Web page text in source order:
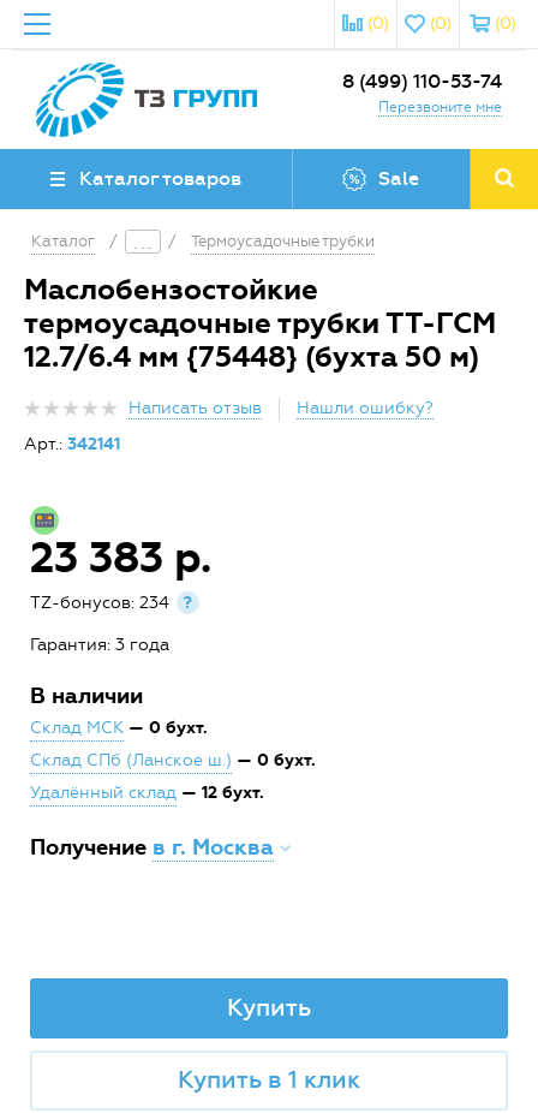
(0)
(0)
(0)
8 (499) 110-53-74
Перезвоните мне
Каталог товаров Sale
Каталог / / Термоусадочные трубки
Маслобензостойкие
термоусадочные трубки ТТ-ГСМ
12.7/6.4 мм {75448} (бухта 50 м)
Написать отзыв
Нашли ошибку?
Арт.: 342141
23 383 р.
TZ-бонусов: 234 ?
Гарантия: 3 года
В наличии
Склад МСК — 0 бухт.
Склад СПб (Ланское ш.) — 0 бухт.
Удалённый склад — 12 бухт.
Получение в г. Москва
Купить
Купить в 1 клик